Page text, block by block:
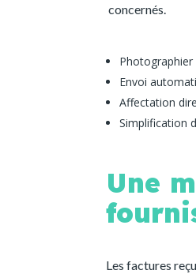
concernés.
Envoi
Affectation
Simplification
Une
Les factures